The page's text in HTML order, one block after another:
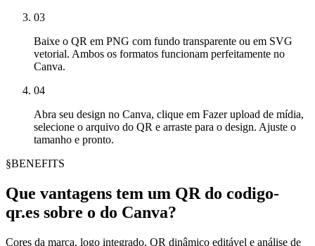
03
Baixe o QR em PNG com fundo transparente ou em SVG
vetorial. Ambos os formatos funcionam perfeitamente no
Canva.
04
Abra seu design no Canva, clique em Fazer upload de mídia,
selecione o arquivo do QR e arraste para o design. Ajuste o
tamanho e pronto.
§BENEFITS
Que vantagens tem um QR do codigo-
qr.es sobre o do Canva?
Cores da marca, logo integrado, QR dinâmico editável e análise de